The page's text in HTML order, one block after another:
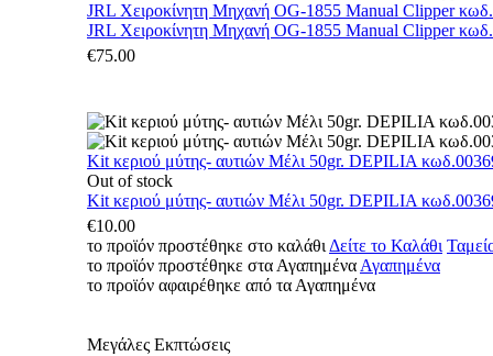
JRL Χειροκίνητη Μηχανή OG-1855 Manual Clipper
JRL Χειροκίνητη Μηχανή OG-1855 Manual Clipper
€75.00
Kit κεριού μύτης- αυτιών Μέλι 50gr. DEPILIA
Out of stock
Kit κεριού μύτης- αυτιών Μέλι 50gr. DEPILIA
€10.00
το προϊόν προστέθηκε στο καλάθι Δείτε το Καλάθι
το προϊόν προστέθηκε στα Αγαπημένα Αγαπημένα
το προϊόν αφαιρέθηκε από τα Αγαπημένα
Μεγάλες Εκπτώσεις